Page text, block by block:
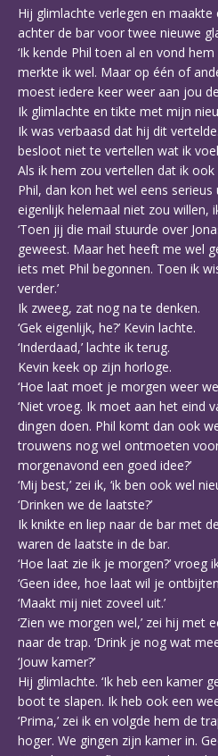
Hij glimlachte verlegen en
achter de bar voor twee nieuwe
‘Ik kende Phil toen al en vond
merkte ik wel. Maar op één of
moest iedere keer weer aan jou
Ik glimlachte en tikte met mijn
Ik was verbaasd dat hij dit
besloot niet te vertellen wat ik
Als ik hem zou vertellen dat ik
Phil, dan kon het wel eens
eigenlijk helemaal niet zou willen,
‘Toen jij die mail stuurde over
geweest. Maar het heeft me wel
iets met Phil begonnen. Toen ik
verder.’
Ik zweeg, zat nog na te denken.
‘Gek eigenlijk, he?’ Kevin lachte.
‘Inderdaad,’ lachte ik terug.
Kevin keek op zijn horloge.
‘Hoe laat moet je morgen weer
‘Niet vroeg. Ik moet aan het eind
dingen doen. Phil komt dan ook
trouwens nog wel ontmoeten
morgenavond een goed idee?’
‘Mij best,’ zei ik, ‘ik ben ook wel
‘Drinken we de laatste?’
Ik knikte en liep naar de bar met
waren de laatste in de bar.
‘Hoe laat zie ik je morgen?’ vroeg
‘Geen idee, hoe laat wil je
‘Maakt mij niet zoveel uit.’
‘Zien we morgen wel,’ zei hij met
naar de trap. ‘Drink je nog wat
‘Jouw kamer?’
Hij glimlachte. ‘Ik heb een kamer
boot te slapen. Ik heb ook een
‘Prima,’ zei ik en volgde hem de
hoger. We gingen zijn kamer in.